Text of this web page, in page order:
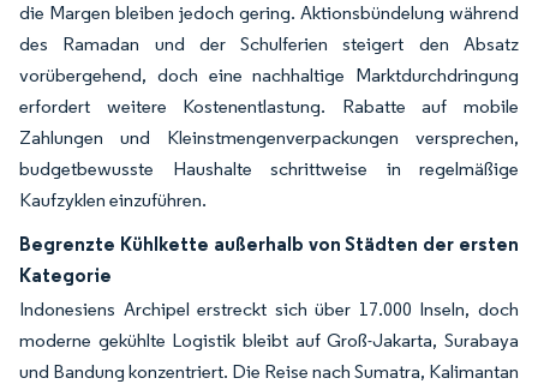
die Margen bleiben jedoch gering. Aktionsbündelung während
des Ramadan und der Schulferien steigert den Absatz
vorübergehend, doch eine nachhaltige Marktdurchdringung
erfordert weitere Kostenentlastung. Rabatte auf mobile
Zahlungen und Kleinstmengenverpackungen versprechen,
budgetbewusste Haushalte schrittweise in regelmäßige
Kaufzyklen einzuführen.
Begrenzte Kühlkette außerhalb von Städten der ersten
Kategorie
Indonesiens Archipel erstreckt sich über 17.000 Inseln, doch
moderne gekühlte Logistik bleibt auf Groß-Jakarta, Surabaya
und Bandung konzentriert. Die Reise nach Sumatra, Kalimantan